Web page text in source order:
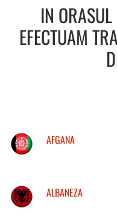
IN ORASUL
EFECTUAM
AFGANA
ALBANEZA